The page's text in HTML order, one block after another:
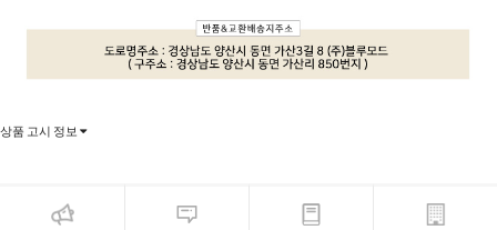
상품 고시 정보